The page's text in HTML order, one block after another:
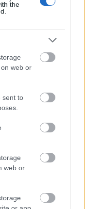
the
web or
sent to
web or
19 óra
737
636